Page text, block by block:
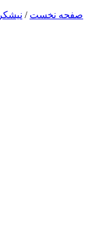
صفحه نخست / نیشکر